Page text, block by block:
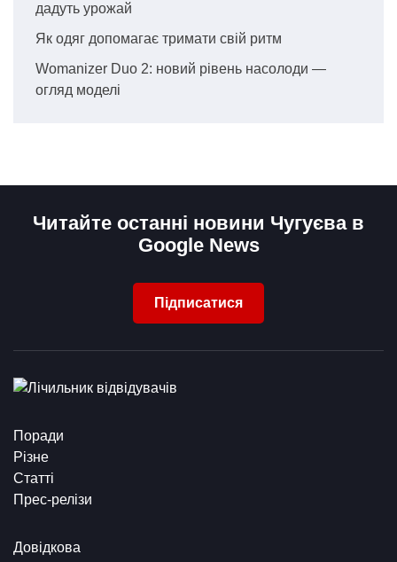
дадуть урожай
Як одяг допомагає тримати свій ритм
Womanizer Duo 2: новий рівень насолоди —
огляд моделі
Читайте останні новини Чугуєва в
Google News
Підписатися
Поради
Різне
Статті
Прес-релізи
Довідкова